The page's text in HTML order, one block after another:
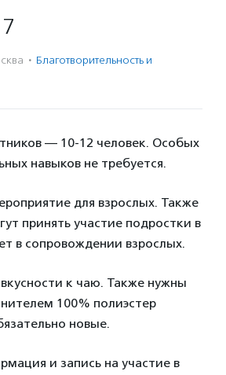
· Благотвори­тель­ность и
— 10-12 человек. Особых
навыков не требуется.
для взрослых. Также
принять участие подростки в
в сопровождении взрослых.
к чаю. Также нужны
100% полиэстер
новые.
и запись на участие в